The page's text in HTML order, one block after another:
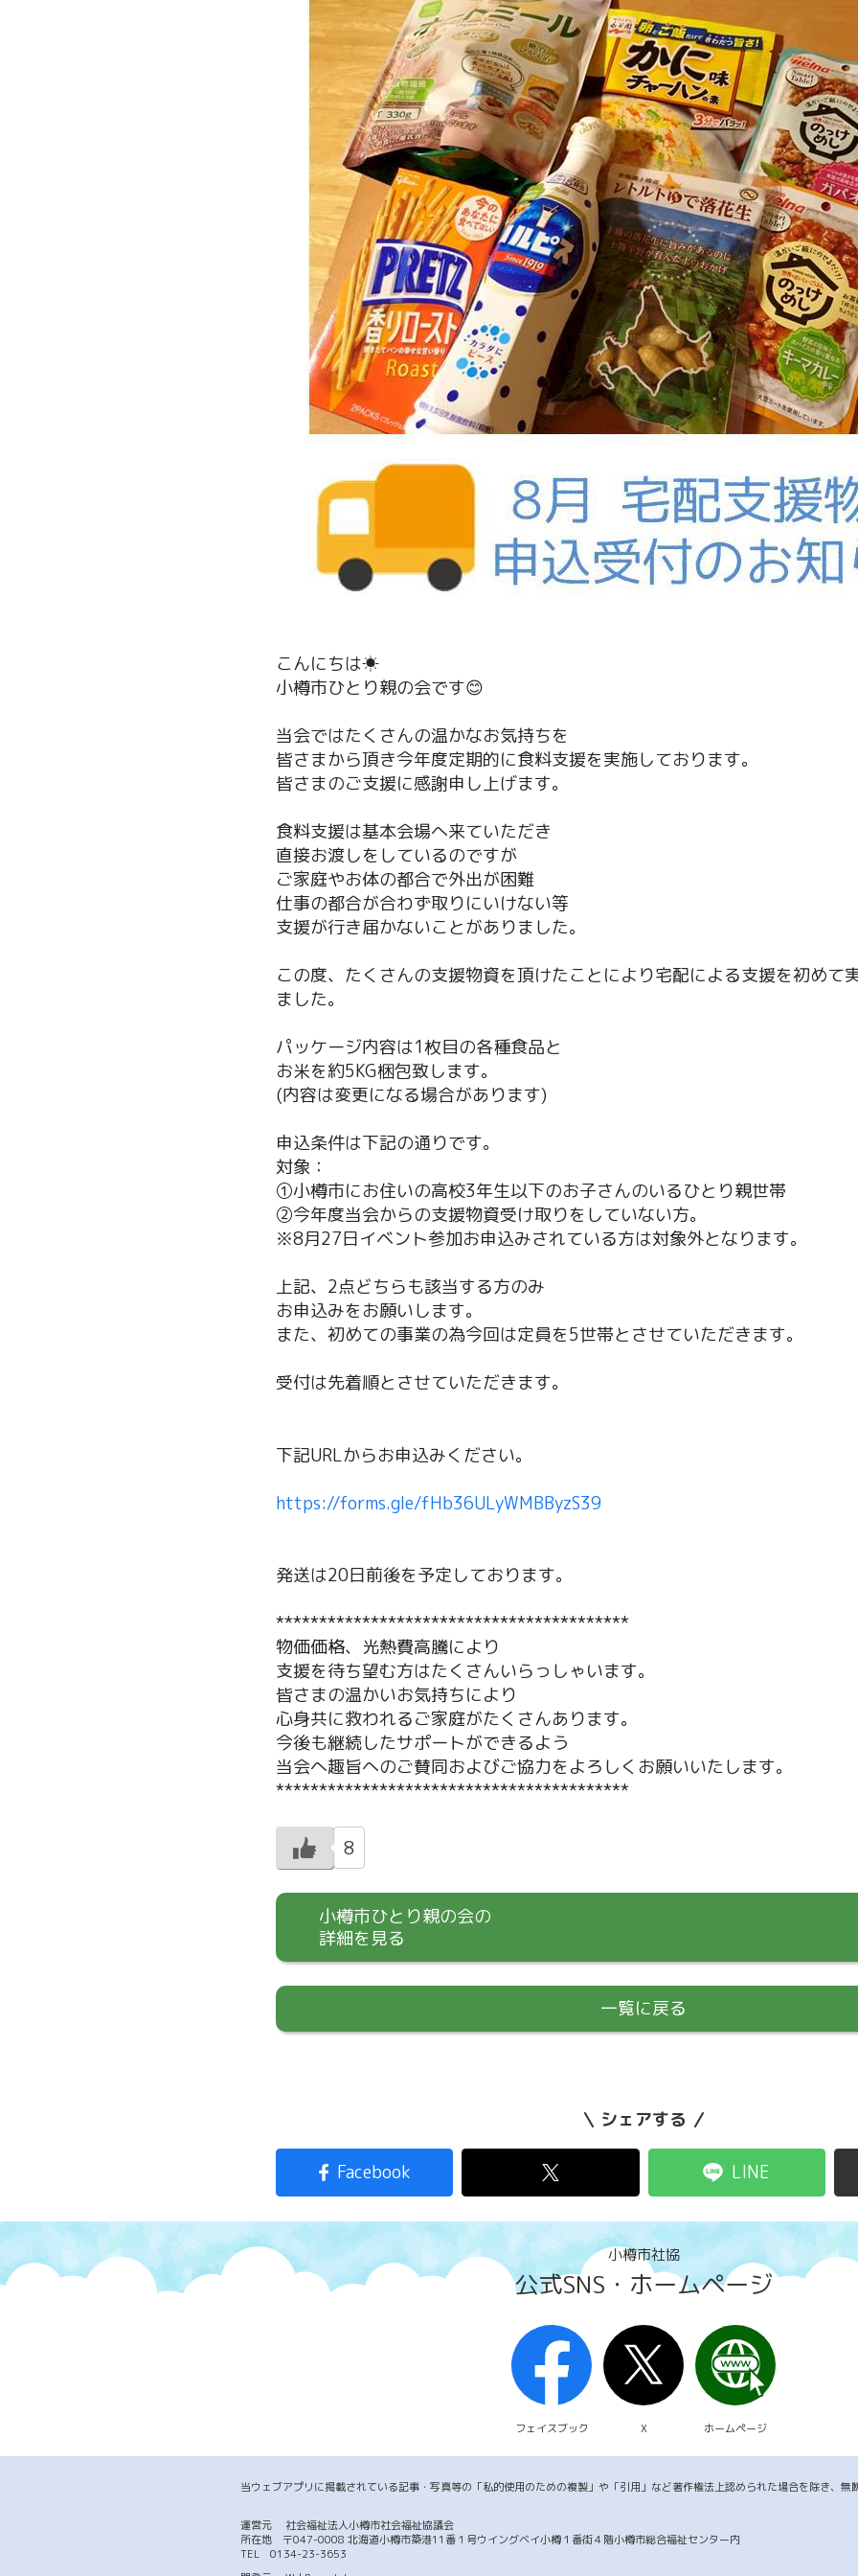
こんにちは☀
小樽市ひとり親の会です😊
当会ではたくさんの温かなお気持ちを
皆さまから頂き今年度定期的に食料支援を実施しております。
皆さまのご支援に感謝申し上げます。
食料支援は基本会場へ来ていただき
直接お渡しをしているのですが
ご家庭やお体の都合で外出が困難
仕事の都合が合わず取りにいけない等
支援が行き届かないことがありました。
この度、たくさんの支援物資を頂けたことにより宅配による支援を初めて
ました。
パッケージ内容は1枚目の各種食品と
お米を約5KG梱包致します。
(内容は変更になる場合があります)
申込条件は下記の通りです。
対象：
①小樽市にお住いの高校3年生以下のお子さんのいるひとり親世帯
②今年度当会からの支援物資受け取りをしていない方。
※8月27日イベント参加お申込みされている方は対象外となります。
上記、2点どちらも該当する方のみ
お申込みをお願いします。
また、初めての事業の為今回は定員を5世帯とさせていただきます。
受付は先着順とさせていただきます。
下記URLからお申込みください。
https://forms.gle/fHb36ULyWMBByzS39
発送は20日前後を予定しております。
*****************************************
物価価格、光熱費高騰により
支援を待ち望む方はたくさんいらっしゃいます。
皆さまの温かいお気持ちにより
心身共に救われるご家庭がたくさんあります。
今後も継続したサポートができるよう
当会へ趣旨へのご賛同およびご協力をよろしくお願いいたします。
*****************************************
8
小樽市ひとり親の会の
詳細を見る
一覧に戻る
シェアする
Facebook LINE
小樽市社協
公式SNS・ホームページ
フェイスブック X ホームページ
当ウェブアプリに掲載されている記事・写真等の「私的使用のための複製」や「引用」など著作権法上認められた場合を除き、無
運営元 社会福祉法人小樽市社会福祉協議会
所在地 〒047-0008 北海道小樽市築港11番１号ウイングベイ小樽１番街４階小樽市総合福祉センター内
TEL 0134-23-3653